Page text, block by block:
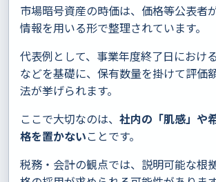
市場暗号資産の時価は、価格等公表者
情報を用いる形で整理されています。
代表例として、事業年度終了日におけ
などを基礎に、保有数量を掛けて評価
法が挙げられます。
ここで大切なのは、 社内の「肌感」や
格を置かないことです。
税務・会計の観点では、説明可能な根